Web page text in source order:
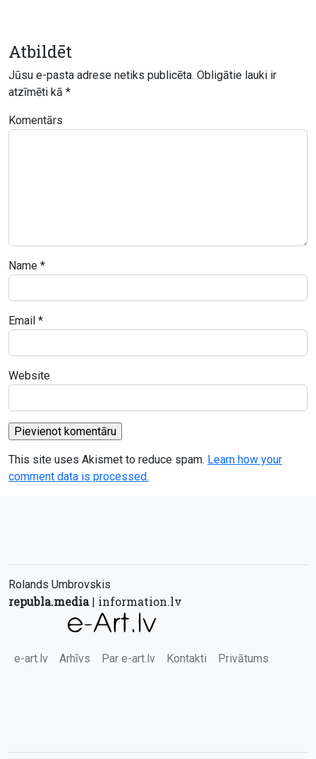
Atbildēt
Jūsu e-pasta adrese netiks publicēta. Obligātie lauki ir
atzīmēti kā *
Komentārs
Name *
Email *
Website
This site uses Akismet to reduce spam. Learn how your
comment data is processed.
Rolands Umbrovskis
republa.media| information.lv
e-art.lv Arhīvs Par e-art.lv Kontakti Privātums